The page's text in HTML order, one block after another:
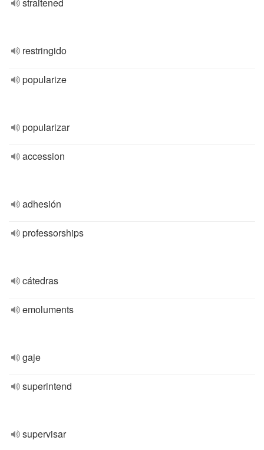
restringido
popularize
popularizar
accession
adhesión
professorships
cátedras
emoluments
gaje
superintend
supervisar